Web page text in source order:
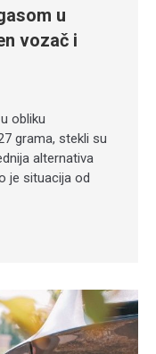
u
vozač i
obliku
grama, stekli su
alternativa
je situacija od